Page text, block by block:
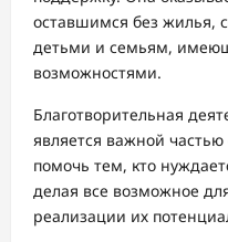
оставшимся без
детьми и семьям,
возможностями.
Благотворительная
является важной
помочь тем, кто
делая все возможное
реализации их